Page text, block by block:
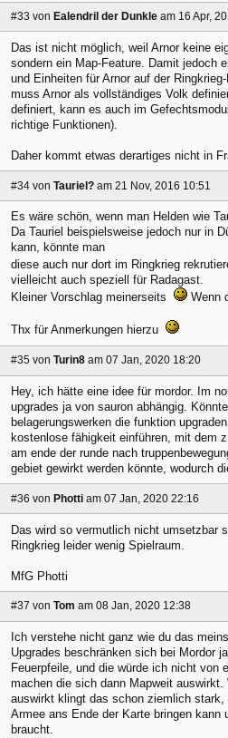
#33 von Ealendril der Dunkle am 16 Apr,
Das ist nicht möglich, weil Arnor keine
sondern ein Map-Feature. Damit jedoch
und Einheiten für Arnor auf der
muss Arnor als vollständiges Volk
definiert, kann es auch im
richtige Funktionen).
Daher kommt etwas derartiges nicht in
#34 von Tauriel? am 21 Nov, 2016 10:51
Es wäre schön, wenn man Helden wie
Da Tauriel beispielsweise jedoch nur in
kann, könnte man
diese auch nur dort im Ringkrieg
vielleicht auch speziell für Radagast.
Kleiner Vorschlag meinerseits
Wenn
Thx für Anmerkungen hierzu
#35 von Turin8 am 07 Jan, 2020 18:20
Hey, ich hätte eine idee für mordor. Im
upgrades ja von sauron abhängig.
belagerungswerken die funktion
kostenlose fähigkeit einführen, mit dem
am ende der runde nach
gebiet gewirkt werden könnte, wodurch
#36 von Photti am 07 Jan, 2020 22:16
Das wird so vermutlich nicht umsetzbar
Ringkrieg leider wenig Spielraum.
MfG Photti
#37 von Tom am 08 Jan, 2020 12:38
Ich verstehe nicht ganz wie du das
Upgrades beschränken sich bei Mordor
Feuerpfeile, und die würde ich nicht von
machen die sich dann Mapweit
auswirkt klingt das schon ziemlich stark,
Armee ans Ende der Karte bringen kann
braucht.